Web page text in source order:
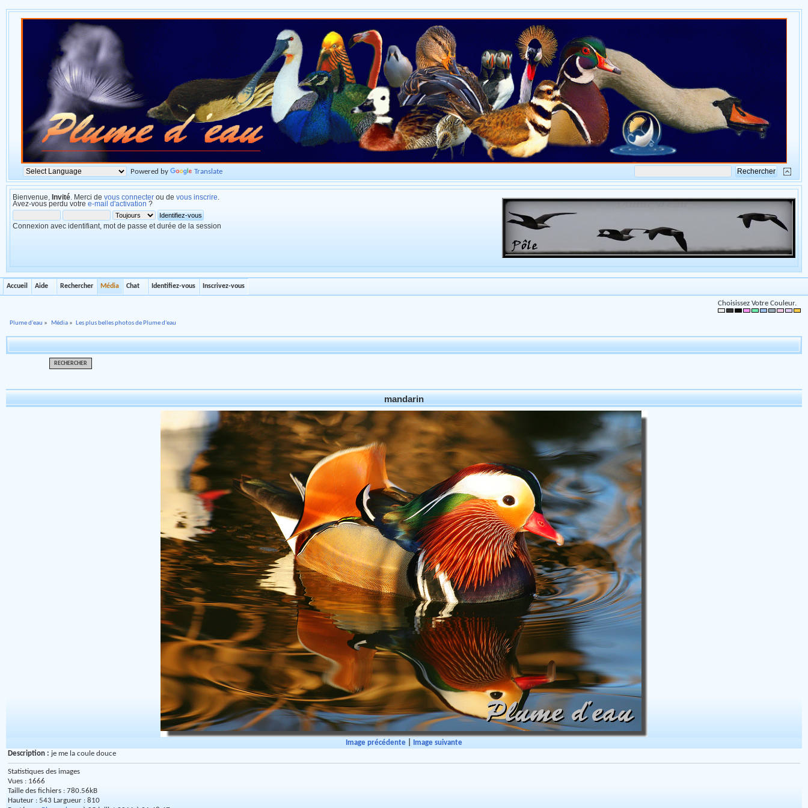
Powered by Translate
Bienvenue, Invité . Merci de vous connecter ou de vous inscrire
Avez-vous perdu votre e-mail d'activation ?
Connexion avec identifiant, mot de passe et durée de la session
Accueil Aide Rechercher Média Chat Identifiez-vous Inscrivez-vous
Choisissez Votre Couleur.
Plume d'eau » Média» Les plus belles photos de Plume d'eau
RECHERCHER
mandarin
Image précédente
Image suivante
Description : je me la coule douce
Statistiques des images
Vues : 1666
Taille des fichiers : 780.56kB
Hauteur : 543 Largueur : 810